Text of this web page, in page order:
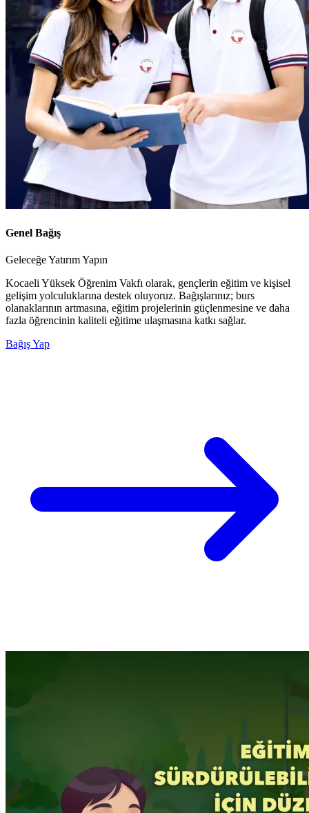
Genel Bağış
Geleceğe Yatırım Yapın
Kocaeli Yüksek Öğrenim Vakfı olarak, gençlerin eğitim ve kişisel
gelişim yolculuklarına destek oluyoruz. Bağışlarınız; burs
olanaklarının artmasına, eğitim projelerinin güçlenmesine ve daha
fazla öğrencinin kaliteli eğitime ulaşmasına katkı sağlar.
Bağış Yap